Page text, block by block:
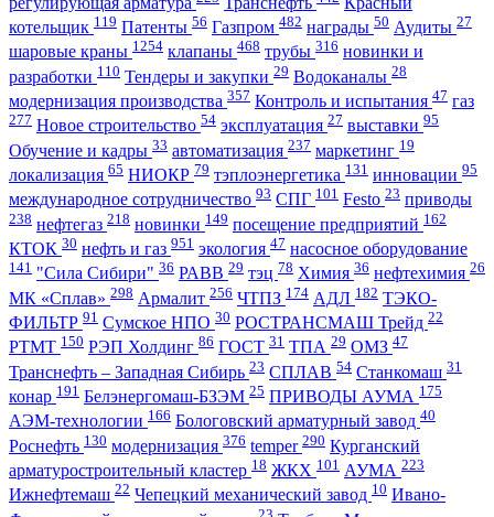
котельщик 119 Патенты 56 Газпром 482 награды 50 Аудиты 27
шаровые краны 1254 клапаны 468 трубы 316 новинки и
разработки 110 Тендеры и закупки 29 Водоканалы 28
модернизация производства 357 Контроль и испытания 47 газ
277 Новое строительство 54 эксплуатация 27 выставки 95
Обучение и кадры 33 автоматизация 237 маркетинг 19
локализация 65 НИОКР 79 тэплоэнергетика 131 инновации 95
международное сотрудничество 93 СПГ 101 Festo 23 приводы
238 нефтегаз 218 новинки 149 посещение предприятий 162
КТОК 30 нефть и газ 951 экология 47 насосное оборудование
141 "Сила Сибири" 36 РАВВ 29 тэц 78 Химия 36 нефтехимия 26
МК «Сплав» 298 Армалит 256 ЧТПЗ 174 АДЛ 182 ТЭКО-
ФИЛЬТР 91 Сумское НПО 30 РОСТРАНСМАШ Трейд 22
РТМТ 150 РЭП Холдинг 86 ГОСТ 31 ТПА 29 ОМЗ 47
Транснефть – Западная Сибирь 23 СПЛАВ 54 Станкомаш 31
конар 191 Белэнергомаш-БЗЭМ 25 ПРИВОДЫ АУМА 175
АЭМ-технологии 166 Бологовский арматурный завод 40
Роснефть 130 модернизация 376 temper 290 Курганский
арматуростроительный кластер 18 ЖКХ 101 АУМА 223
Ижнефтемаш 22 Чепецкий механический завод 10 Ивано-
23